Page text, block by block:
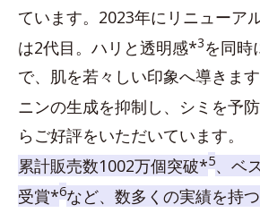
ています。2023年にリニューア
は2代目。ハリと透明感*3を同時
で、肌を若々しい印象へ導きま
ニンの生成を抑制し、シミを予
らご好評をいただいています。
累計販売数1002万個突破*5、ベ
受賞*6など、数多くの実績を持